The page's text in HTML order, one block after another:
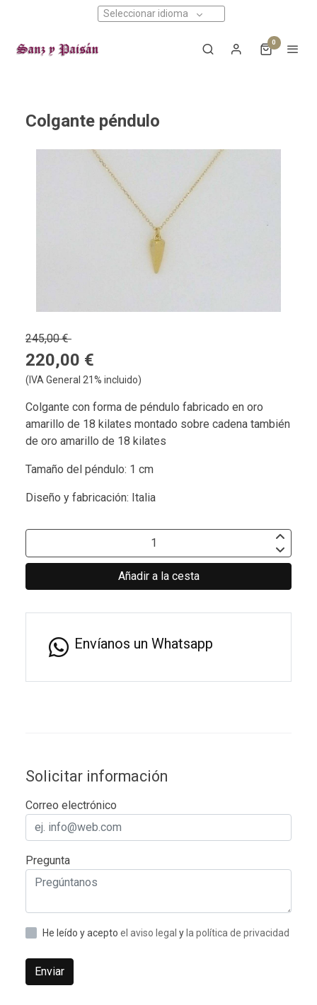
Seleccionar idioma
0
Colgante péndulo
245,00 €
220,00 €
(IVA General 21% incluido)
Colgante con forma de péndulo fabricado en oro
amarillo de 18 kilates montado sobre cadena también
de oro amarillo de 18 kilates
Tamaño del péndulo: 1 cm
Diseño y fabricación: Italia
Añadir a la cesta
Envíanos un Whatsapp
Solicitar información
Correo electrónico
Pregunta
He leído y acepto el aviso legal y la política de privacidad
Enviar